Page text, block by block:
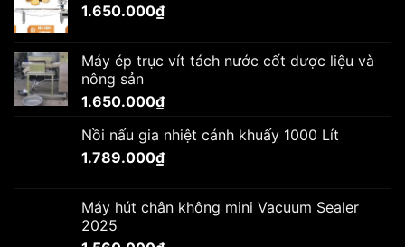
1.650.000₫
Máy ép trục vít tách nước cốt dược liệu và
nông sản
1.650.000₫
Nồi nấu gia nhiệt cánh khuấy 1000 Lít
1.789.000₫
Máy hút chân không mini Vacuum Sealer
2025